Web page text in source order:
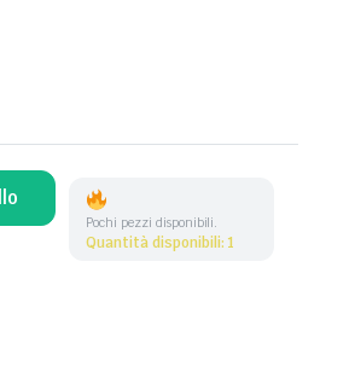
Pochi pezzi disponibili.
Quantità disponibili: 1